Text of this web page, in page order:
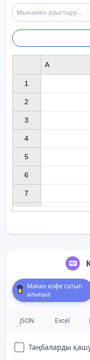
1
2
3
4
5
6
7
A
Маған кофе сатып
алыңыз
JSON Excel
Таңбаларды